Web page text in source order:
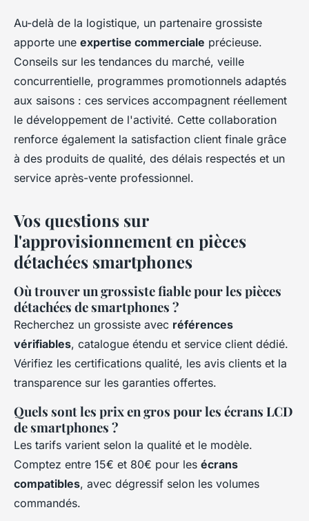
Au-delà de la logistique, un partenaire grossiste
apporte une expertise commerciale précieuse.
Conseils sur les tendances du marché, veille
concurrentielle, programmes promotionnels adaptés
aux saisons : ces services accompagnent réellement
le développement de l'activité. Cette collaboration
renforce également la satisfaction client finale grâce
à des produits de qualité, des délais respectés et un
service après-vente professionnel.
Vos questions sur
l'approvisionnement en pièces
détachées smartphones
Où trouver un grossiste fiable pour les pièces
détachées de smartphones ?
Recherchez un grossiste avec références
vérifiables, catalogue étendu et service client dédié.
Vérifiez les certifications qualité, les avis clients et la
transparence sur les garanties offertes.
Quels sont les prix en gros pour les écrans LCD
de smartphones ?
Les tarifs varient selon la qualité et le modèle.
Comptez entre 15€ et 80€ pour les écrans
compatibles, avec dégressif selon les volumes
commandés.